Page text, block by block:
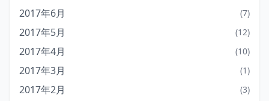
2017年6月 (7)
2017年5月 (12)
2017年4月 (10)
2017年3月 (1)
2017年2月 (3)